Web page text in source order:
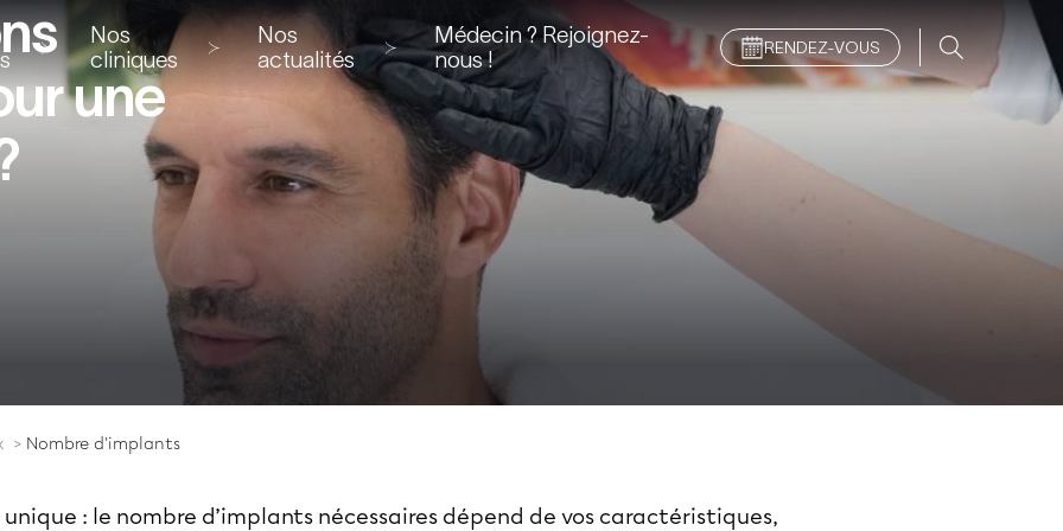
Nos
cliniques
Nos
actualités
Médecin ? Rejoignez-
nous !
RENDEZ-VOUS
une
Nombre d'implants
: le nombre d’implants nécessaires dépend de vos caractéristiques,